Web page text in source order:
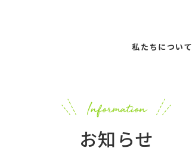
私たちについて
お知らせ